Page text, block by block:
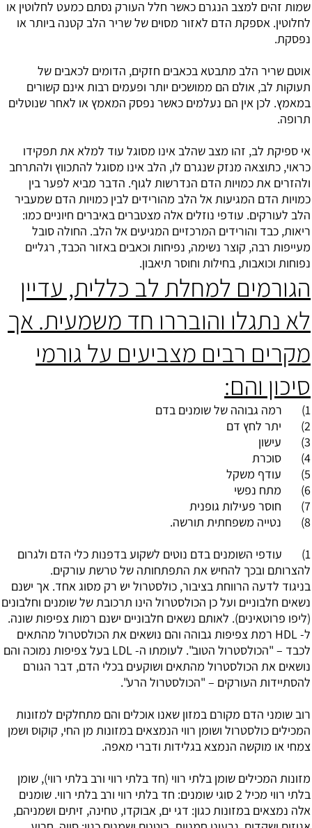
שמות זהים למצב הנגרם כאשר חלל העורק נסתם כמעט לחלוטין או
לחלוטין. אספקת הדם לאזור מסוים של שריר הלב קטנה ביותר או
נפסקת.
אוטם שריר הלב מתבטא בכאבים חזקים, הדומים לכאבים של
תעוקות לב, אולם הם ממושכים יותר ופעמים רבות אינם קשורים
במאמץ. לכן אין הם נעלמים כאשר נפסק המאמץ או לאחר שנוטלים
תרופה.
אי ספיקת לב, זהו מצב שהלב אינו מסוגל עוד למלא את תפקידו
כראוי, כתוצאה מנזק שנגרם לו, הלב אינו מסוגל להתכווץ ולהתרחב
ולהזרים את כמויות הדם הנדרשות לגוף. הדבר מביא לפער בין
כמויות הדם המגיעות אל הלב מהורידים לבין כמויות הדם שמעביר
הלב לעורקים. עודפי נוזלים אלה מצטברים באיברים חיוניים כמו:
ריאות, כבד והורידים המרכזיים המגיעים אל הלב. החולה סובל
מעייפות רבה, קוצר נשימה, נפיחות וכאבים באזור הכבד, רגליים
נפוחות וכואבות, בחילות וחוסר תיאבון.
הגורמים למחלת לב כללית, עדיין
לא נתגלו והובררו חד משמעית. אך
מקרים רבים מצביעים על גורמי
סיכון והם:
1) רמה גבוהה של שומנים בדם
2)
יתר לחץ דם
3)
עישון
4)
סוכרת
5)
עודף משקל
6) מתח נפשי
7) חוסר פעילות גופנית
8) נטייה משפחתית תורשה.
1) עודפי השומנים בדם נוטים לשקוע בדפנות כלי הדם ולגרום
להצרותם ובכך להחיש את התפתחותה של טרשת עורקים.
בניגוד לדעה הרווחת בציבור, כולסטרול יש רק מסוג אחד. אך ישנם
נשאים חלבוניים ועל כן הכולסטרול הינו תרכובת של שומנים וחלבונים
(ליפו פרוטאינים). לאותם נשאים חלבוניים ישנם רמות צפיפות שונה.
ל- HDL רמת צפיפות גבוהה והם נושאים את הכולסטרול מהתאים
לכבד – "הכולסטרול הטוב". לעומתו ה- LDL בעל צפיפות נמוכה והם
נושאים את הכולסטרול מהתאים ושוקעים בכלי הדם, דבר הגורם
להסתיידות העורקים – "הכולסטרול הרע".
רוב שומני הדם מקורם במזון שאנו אוכלים והם מתחלקים למזונות
המכילים כולסטרול ושומן רווי הנמצאים במזונות מן החי, קוקוס ושמן
צמחי או מוקשה הנמצא בגלידות ודברי מאפה.
מזונות המכילים שומן בלתי רווי (חד בלתי רווי ורב בלתי רווי), שומן
בלתי רווי מכיל 2 סוגי שומנים: חד בלתי רווי ורב בלתי רווי. שומנים
אלה נמצאים במזונות כגון: דגי ים, אבוקדו, טחינה, זיתים ושמניהם,